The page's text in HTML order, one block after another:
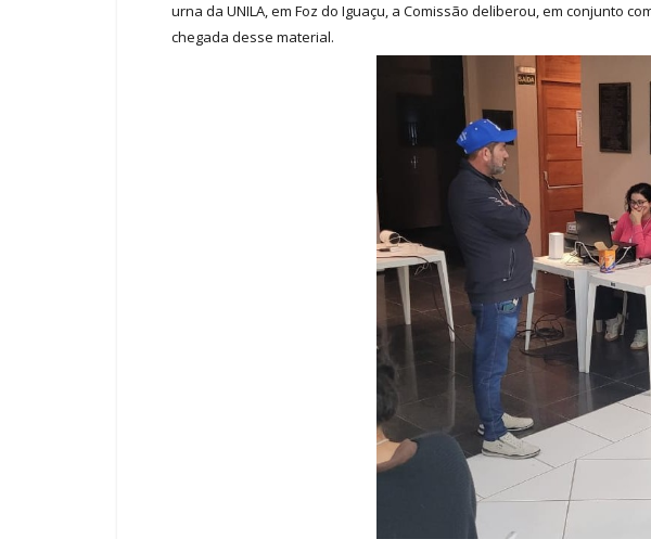
urna da UNILA, em Foz do Iguaçu, a Comissão deliberou, em conjunto
chegada desse material.